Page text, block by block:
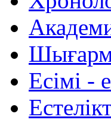
Есімі -